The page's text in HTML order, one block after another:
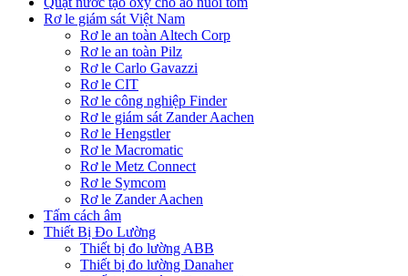
Rơ le giám sát Việt Nam
Rơ le an toàn Altech Corp
Rơ le an toàn Pilz
Rơ le Carlo Gavazzi
Rơ le CIT
Rơ le công nghiệp Finder
Rơ le giám sát Zander Aachen
Rơ le Hengstler
Rơ le Macromatic
Rơ le Metz Connect
Rơ le Symcom
Rơ le Zander Aachen
Tấm cách âm
Thiết Bị Đo Lường
Thiết bị đo lường ABB
Thiết bị đo lường Danaher